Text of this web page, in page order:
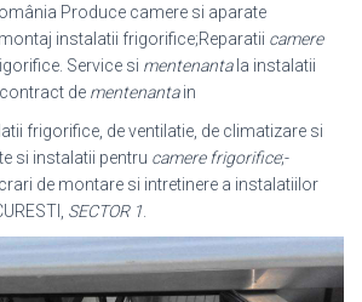
Produce camere si aparate
instalatii frigorifice;Reparatii camere
Service si mentenantala instalatii
de mentenantain
frigorifice, de ventilatie, de climatizare si
si instalatii pentru camere frigorifice;-
de montare si intretinere a instalatiilor
SECTOR 1